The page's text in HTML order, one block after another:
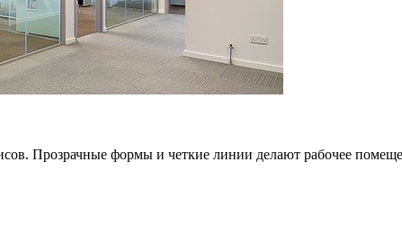
Прозрачные формы и четкие линии делают рабочее